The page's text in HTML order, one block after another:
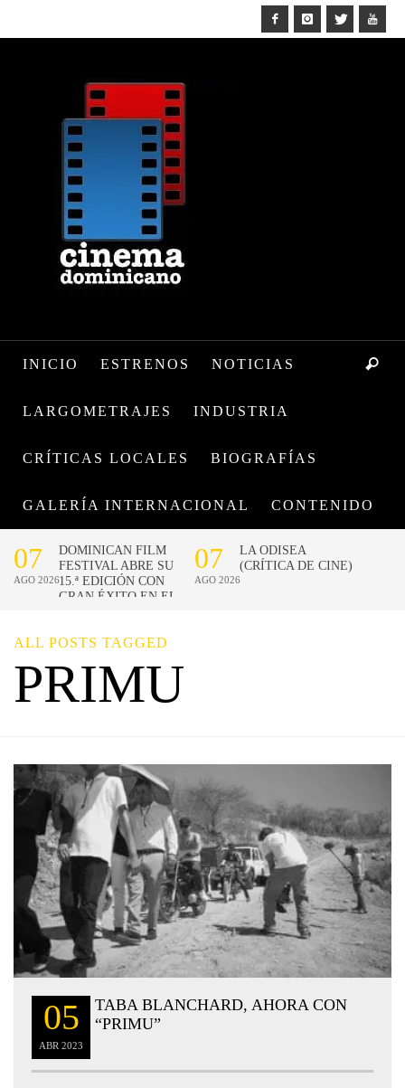
INICIO ESTRENOS NOTICIAS
LARGOMETRAJES INDUSTRIA
CRÍTICAS LOCALES BIOGRAFÍAS
GALERÍA INTERNACIONAL CONTENIDO
ALL POSTS TAGGED
PRIMU
05
ABR 2023
TABA BLANCHARD, AHORA CON
“PRIMU”